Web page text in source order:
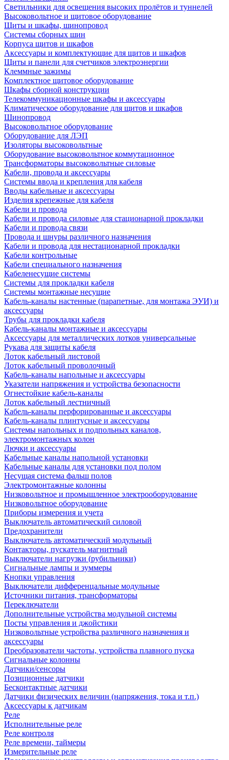
Светильники для освещения высоких пролётов и туннелей
Высоковольтное и щитовое оборудование
Щиты и шкафы, шинопровод
Системы сборных шин
Корпуса щитов и шкафов
Аксессуары и комплектующие для щитов и шкафов
Щиты и панели для счетчиков электроэнергии
Клеммные зажимы
Комплектное щитовое оборудование
Шкафы сборной конструкции
Телекоммуникационные шкафы и аксессуары
Климатическое оборудование для щитов и шкафов
Шинопровод
Высоковольтное оборудование
Оборудование для ЛЭП
Изоляторы высоковольтные
Оборудование высоковольтное коммутационное
Трансформаторы высоковольтные силовые
Кабели, провода и аксессуары
Системы ввода и крепления для кабеля
Вводы кабельные и аксессуары
Изделия крепежные для кабеля
Кабели и провода
Кабели и провода силовые для стационарной прокладки
Кабели и провода связи
Провода и шнуры различного назначения
Кабели и провода для нестационарной прокладки
Кабели контрольные
Кабели специального назначения
Кабеленесущие системы
Системы для прокладки кабеля
Системы монтажные несущие
Кабель-каналы настенные (парапетные, для монтажа ЭУИ) и
аксессуары
Трубы для прокладки кабеля
Кабель-каналы монтажные и аксессуары
Аксессуары для металлических лотков универсальные
Рукава для защиты кабеля
Лоток кабельный листовой
Лоток кабельный проволочный
Кабель-каналы напольные и аксессуары
Указатели напряжения и устройства безопасности
Огнестойкие кабель-каналы
Лоток кабельный лестничный
Кабель-каналы перфорированные и аксессуары
Кабель-каналы плинтусные и аксессуары
Системы напольных и подпольных каналов,
электромонтажных колон
Лючки и аксессуары
Кабельные каналы напольной установки
Кабельные каналы для установки под полом
Несущая система фальш полов
Электромонтажные колонны
Низковольтное и промышленное электрооборудование
Низковольтное оборудование
Приборы измерения и учета
Выключатель автоматический силовой
Предохранители
Выключатель автоматический модульный
Контакторы, пускатель магнитный
Выключатели нагрузки (рубильники)
Сигнальные лампы и зуммеры
Кнопки управления
Выключатели дифференцальные модульные
Источники питания, трансформаторы
Переключатели
Дополнительные устройства модульной системы
Посты управления и джойстики
Низковольтные устройства различного назначения и
аксессуары
Преобразователи частоты, устройства плавного пуска
Сигнальные колонны
Датчики/сенсоры
Позиционные датчики
Бесконтактные датчики
Датчики физических величин (напряжения, тока и т.п.)
Аксессуары к датчикам
Реле
Исполнительные реле
Реле контроля
Реле времени, таймеры
Измерительные реле